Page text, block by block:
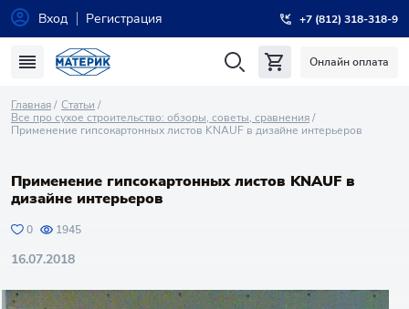
Вход Регистрация +7 (812) 318-318-9
Онлайн оплата
Главная
Статьи
Все про сухое строительство: обзоры, советы, сравнения
Применение гипсокартонных листов KNAUF в дизайне интерьеров
Применение гипсокартонных листов KNAUF в
дизайне интерьеров
0 1945
16.07.2018